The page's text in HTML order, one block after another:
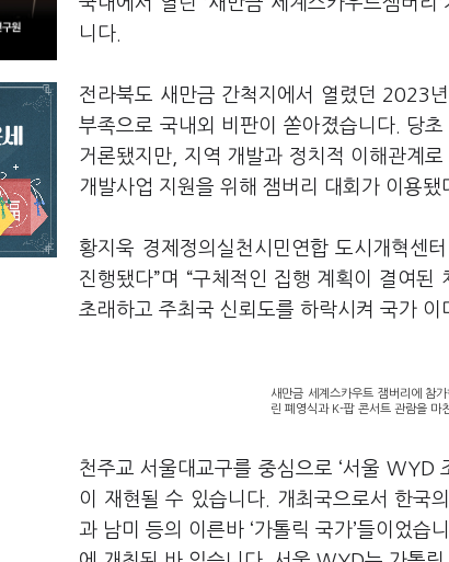
니다.
전라북도 새만금 간척지에서 열렸던 2023
부족으로 국내외 비판이 쏟아졌습니다. 당
거론됐지만, 지역 개발과 정치적 이해관계
개발사업 지원을 위해 잼버리 대회가 이용됐
황지욱 경제정의실천시민연합 도시개혁센
진행됐다”며 “구체적인 집행 계획이 결여
초래하고 주최국 신뢰도를 하락시켜 국가
새만금 세계스카우트 잼버리에 참
린 폐영식과 K-팝 콘서트 관람을 마
천주교 서울대교구를 중심으로 ‘서울 WYD
이 재현될 수 있습니다. 개최국으로서 한국
과 남미 등의 이른바 ‘가톨릭 국가’들이었